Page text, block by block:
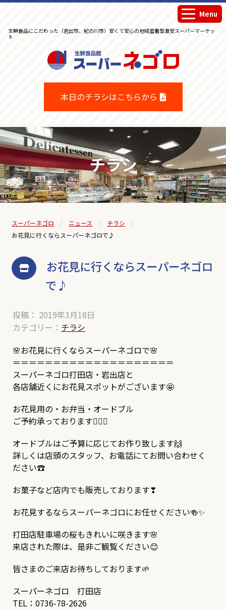
生鮮食品にこだわった（岩出市、紀の川市）安くて安心の地域密着型激安スーパーマーケッ
ト
本日のチラシはこちらから
Menu
チラシ
スーパーネゴロ ニュース
チラシ
お花見に行くならスーパーネゴロで♪
お花見に行くならスーパーネゴロ
で♪
投稿： 2019年3月18日
カテゴリー： チラシ
🌸お花見に行くならスーパーネゴロで🌸
＝＝＝＝＝＝＝＝＝＝＝＝＝＝＝＝＝＝＝＝
スーパーネゴロ打田店・岩出店と
各店舗近くにお花見スポットがございます🤩
お花見用の・お弁当・オードブル
ご予約承っております✍🏽🎶
オードブルはご予算に応じてお作り致します🙌
詳しくは店頭のスタッフ、お電話にてお問い合わせく
ださい☎
お菓子など店内でも販売しております❣
お花見するならスーパーネゴロにお任せください🍻✨
打田店駐車場の桜もきれいに咲きます🌸
来店された際は、是非ご観覧ください😊
皆さまのご来店お待ちしております🌱
スーパーネゴロ 打田店
TEL：0736-78-2626